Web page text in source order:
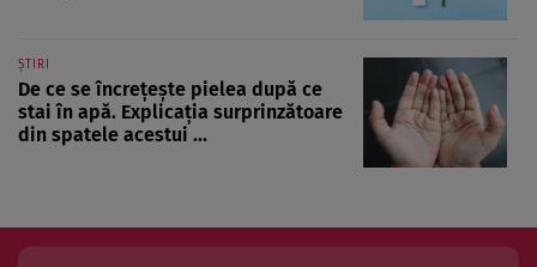
ȘTIRI
De ce se încrețește pielea după ce
stai în apă. Explicația surprinzătoare
din spatele acestui ...